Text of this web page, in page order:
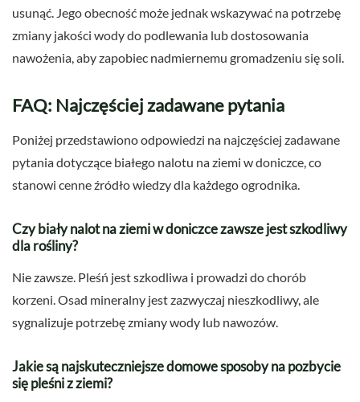
usunąć. Jego obecność może jednak wskazywać na potrzebę
zmiany jakości wody do podlewania lub dostosowania
nawożenia, aby zapobiec nadmiernemu gromadzeniu się soli.
FAQ: Najczęściej zadawane pytania
Poniżej przedstawiono odpowiedzi na najczęściej zadawane
pytania dotyczące białego nalotu na ziemi w doniczce, co
stanowi cenne źródło wiedzy dla każdego ogrodnika.
Czy biały nalot na ziemi w doniczce zawsze jest szkodliwy
dla rośliny?
Nie zawsze. Pleśń jest szkodliwa i prowadzi do chorób
korzeni. Osad mineralny jest zazwyczaj nieszkodliwy, ale
sygnalizuje potrzebę zmiany wody lub nawozów.
Jakie są najskuteczniejsze domowe sposoby na pozbycie
się pleśni z ziemi?